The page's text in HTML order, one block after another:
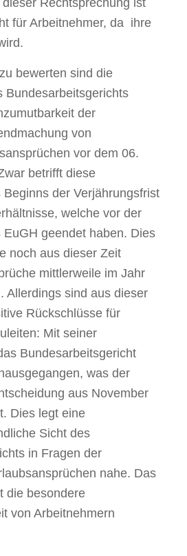
für Arbeitnehmer, da ihre
bewerten sind die
Bundesarbeitsgerichts
der
von
vor dem 06.
betrifft diese
der Verjährungsfrist
welche vor der
geendet haben. Dies
noch aus dieser Zeit
mittlerweile im Jahr
Allerdings sind aus dieser
Rückschlüsse für
Mit seiner
Bundesarbeitsgericht
was der
aus November
Dies legt eine
Sicht des
in Fragen der
nahe. Das
die besondere
von Arbeitnehmern